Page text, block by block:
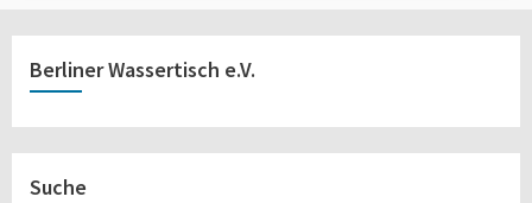
Berliner Wassertisch e.V.
Suche